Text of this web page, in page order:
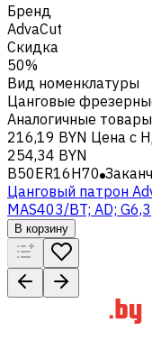
Бренд
AdvaCut
Скидка
50%
Вид номенклатуры
Цанговые
Аналогичные товары
216,19 BYN Цена с
254,34 BYN
B50ER16H70
Цанговый патрон
MAS403/BT; AD; G6,3
В корзину